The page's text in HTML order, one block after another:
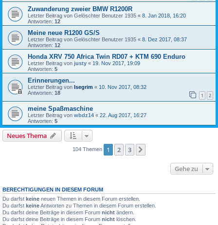
Zuwanderung zweier BMW R1200R
Letzter Beitrag von Gelöschter Benutzer 1935 « 8. Jan 2018, 16:20
Antworten: 12
Meine neue R1200 GS/S
Letzter Beitrag von Gelöschter Benutzer 1935 « 8. Dez 2017, 08:37
Antworten: 12
Honda XRV 750 Africa Twin RD07 + KTM 690 Enduro
Letzter Beitrag von justy « 19. Nov 2017, 19:09
Antworten: 5
Erinnerungen...
Letzter Beitrag von Isegrim « 10. Nov 2017, 08:32
Antworten: 18 1 2
meine Spaßmaschine
Letzter Beitrag von wbdz14 « 22. Aug 2017, 16:27
Antworten: 5
Neues Thema
104 Themen 1 2 3
Gehe zu
BERECHTIGUNGEN IN DIESEM FORUM
Du darfst keine neuen Themen in diesem Forum erstellen.
Du darfst keineAntworten zu Themen in diesem Forum erstellen.
Du darfst deine Beiträge in diesem Forum nicht ändern.
Du darfst deine Beiträge in diesem Forum nicht löschen.